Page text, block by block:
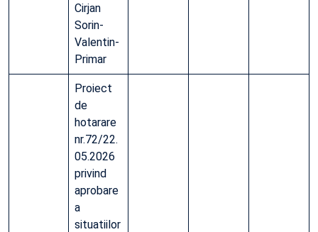
Cirjan
Sorin-
Valentin-
Primar
Proiect
de
hotarare
nr.72/22.
05.2026
privind
aprobare
a
situatiilor